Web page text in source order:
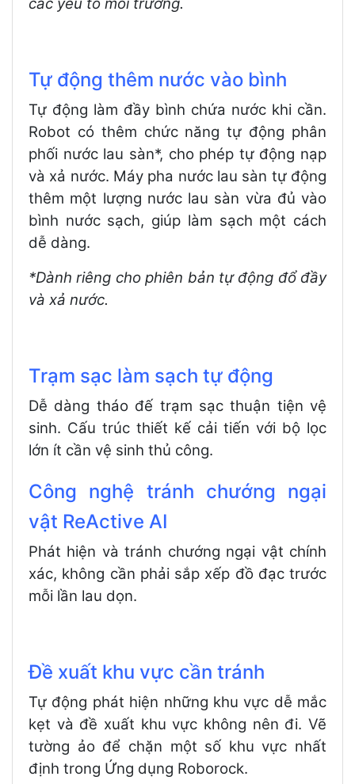
Tự động thêm nước vào bình
Tự động làm đầy bình chứa nước khi cần.
Robot có thêm chức năng tự động phân
phối nước lau sàn*, cho phép tự động nạp
và xả nước. Máy pha nước lau sàn tự động
thêm một lượng nước lau sàn vừa đủ vào
bình nước sạch, giúp làm sạch một cách
dễ dàng.
*Dành riêng cho phiên bản tự động đổ đầy
và xả nước.
Trạm sạc làm sạch tự động
Dễ dàng tháo đế trạm sạc thuận tiện vệ
sinh. Cấu trúc thiết kế cải tiến với bộ lọc
lớn ít cần vệ sinh thủ công.
Công nghệ tránh chướng ngại
vật ReActive AI
Phát hiện và tránh chướng ngại vật chính
xác, không cần phải sắp xếp đồ đạc trước
mỗi lần lau dọn.
Đề xuất khu vực cần tránh
Tự động phát hiện những khu vực dễ mắc
kẹt và đề xuất khu vực không nên đi. Vẽ
tường ảo để chặn một số khu vực nhất
định trong Ứng dụng Roborock.